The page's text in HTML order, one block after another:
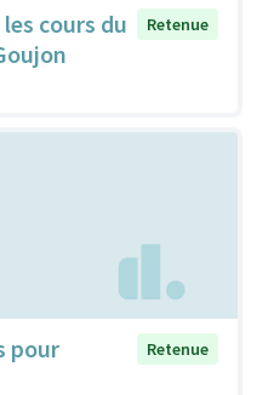
cours du
Retenue
pour
Retenue